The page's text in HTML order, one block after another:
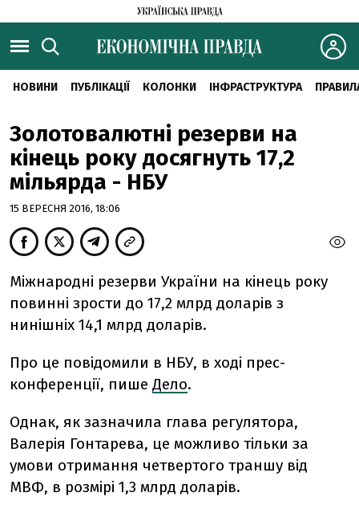
НОВИНИ ПУБЛІКАЦІЇ КОЛОНКИ ІНФРАСТРУКТУРА
Золотовалютні резерви на
кінець року досягнуть 17,2
мільярда - НБУ
15 ВЕРЕСНЯ 2016, 18:06
Міжнародні резерви України на кінець року
повинні зрости до 17,2 млрд доларів з
нинішніх 14,1 млрд доларів.
Про це повідомили в НБУ, в ході прес-
конференції, пише Дело.
Однак, як зазначила глава регулятора,
Валерія Гонтарева, це можливо тільки за
умови отримання четвертого траншу від
МВФ, в розмірі 1,3 млрд доларів.